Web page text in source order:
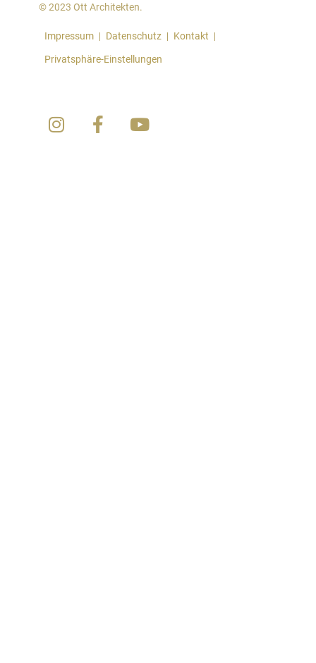
© 2023 Ott Architekten.
Impressum Datenschutz Kontakt
Privatsphäre-Einstellungen